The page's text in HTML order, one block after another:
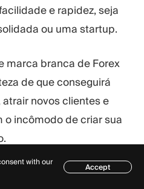
e rapidez, seja
ou uma startup.
marca branca de Forex
de que conseguirá
novos clientes e
o incômodo de criar sua
para entrar no mercado
with our
Accept